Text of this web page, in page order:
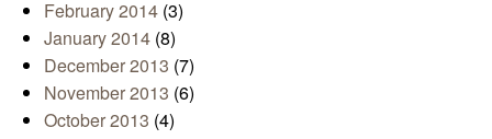
February 2014 (3)
January 2014 (8)
December 2013 (7)
November 2013 (6)
October 2013 (4)